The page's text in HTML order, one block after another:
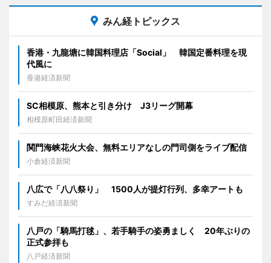
みん経トピックス
香港・九龍塘に韓国料理店「Social」 韓国定番料理を現
代風に
香港経済新聞
SC相模原、熊本と引き分け J3リーグ開幕
相模原町田経済新聞
関門海峡花火大会、無料エリアなしの門司側をライブ配信
小倉経済新聞
八広で「八八祭り」 1500人が提灯行列、多幸アートも
すみだ経済新聞
八戸の「騎馬打毬」、若手騎手の姿勇ましく 20年ぶりの
正式参拝も
八戸経済新聞